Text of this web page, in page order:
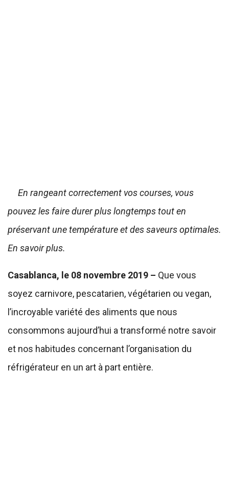
En rangeant correctement vos courses, vous
pouvez les faire durer plus longtemps tout en
préservant une température et des saveurs optimales.
En savoir plus.
Casablanca, le 08 novembre 2019 – Que vous
soyez carnivore, pescatarien, végétarien ou vegan,
l’incroyable variété des aliments que nous
consommons aujourd’hui a transformé notre savoir
et nos habitudes concernant l’organisation du
réfrigérateur en un art à part entière.